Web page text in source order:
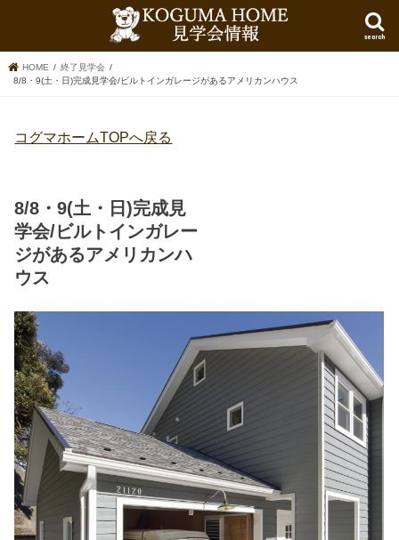
search
HOME
終了見学会
8/8・9(土・日)完成見学会/ビルトインガレージがあるアメリカンハウス
コグマホームTOPへ戻る
8/8・9(土・日)完成見
学会/ビルトインガレー
ジがあるアメリカンハ
ウス